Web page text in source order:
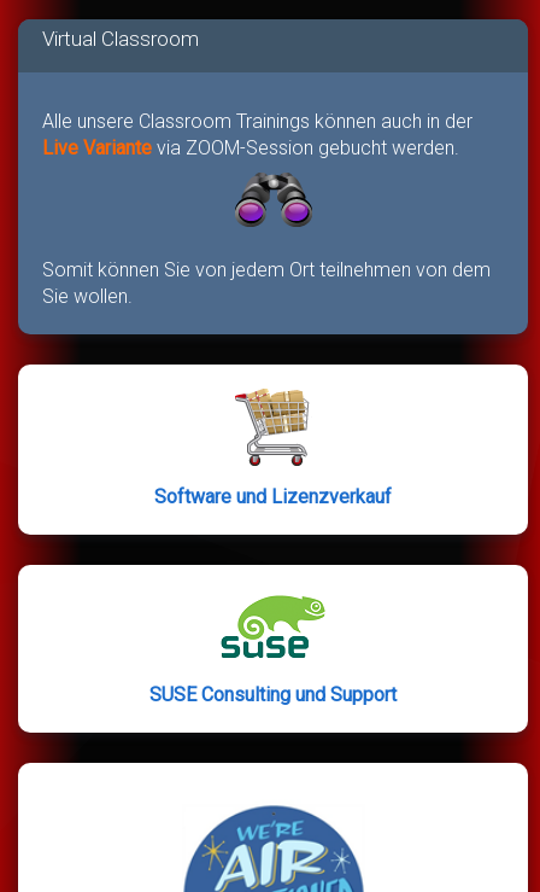
Virtual Classroom
Alle unsere Classroom Trainings können auch in der
Live Variante via ZOOM-Session gebucht werden.
Somit können Sie von jedem Ort teilnehmen von dem
Sie wollen.
Software und Lizenzverkauf
SUSE Consulting und Support